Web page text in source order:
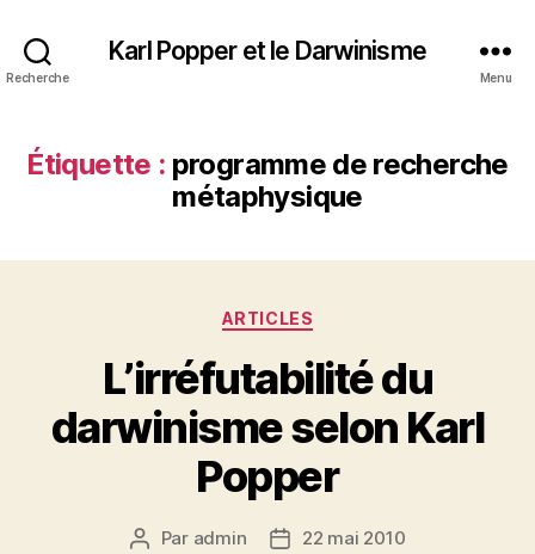
Recherche
Karl Popper et le Darwinisme
Menu
Étiquette : programme de recherche
métaphysique
Catégories
ARTICLES
L’irréfutabilité du
darwinisme selon Karl
Popper
Auteur
Par admin
Date22 mai 2010